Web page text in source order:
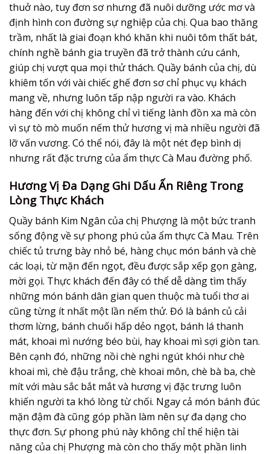
thuở nào, tuy đơn sơ nhưng đã nuôi dưỡng ước mơ và
định hình con đường sự nghiệp của chị. Qua bao thăng
trầm, nhất là giai đoạn khó khăn khi nuôi tôm thất bát,
chính nghề bánh gia truyền đã trở thành cứu cánh,
giúp chị vượt qua mọi thử thách. Quầy bánh của chị, dù
khiêm tốn với vài chiếc ghế đơn sơ chỉ phục vụ khách
mang về, nhưng luôn tấp nập người ra vào. Khách
hàng đến với chị không chỉ vì tiếng lành đồn xa mà còn
vì sự tò mò muốn nếm thử hương vị mà nhiều người đã
lỡ vấn vương. Có thể nói, đây là một nét đẹp bình dị
nhưng rất đặc trưng của ẩm thực Cà Mau đường phố.
Hương Vị Đa Dạng Ghi Dấu Ấn Riêng Trong
Lòng Thực Khách
Quầy bánh Kim Ngân của chị Phượng là một bức tranh
sống động về sự phong phú của ẩm thực Cà Mau. Trên
chiếc tủ trưng bày nhỏ bé, hàng chục món bánh và chè
các loại, từ mặn đến ngọt, đều được sắp xếp gọn gàng,
mời gọi. Thực khách đến đây có thể dễ dàng tìm thấy
những món bánh dân gian quen thuộc mà tuổi thơ ai
cũng từng ít nhất một lần nếm thử. Đó là bánh củ cải
thơm lừng, bánh chuối hấp dẻo ngọt, bánh lá thanh
mát, khoai mì nướng béo bùi, hay khoai mì sợi giòn tan.
Bên cạnh đó, những nồi chè nghi ngút khói như chè
khoai mì, chè đậu trắng, chè khoai môn, chè bà ba, chè
mít với màu sắc bắt mắt và hương vị đặc trưng luôn
khiến người ta khó lòng từ chối. Ngay cả món bánh đúc
mặn đậm đà cũng góp phần làm nên sự đa dạng cho
thực đơn. Sự phong phú này không chỉ thể hiện tài
năng của chị Phượng mà còn cho thấy một phần linh